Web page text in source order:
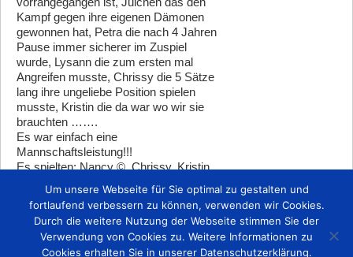
Kampf gegen ihre eigenen Dämonen
gewonnen hat, Petra die nach 4 Jahren
Pause immer sicherer im Zuspiel
wurde, Lysann die zum ersten mal
Angreifen musste, Chrissy die 5 Sätze
lang ihre ungeliebe Position spielen
musste, Kristin die da war wo wir sie
brauchten …….
Es war einfach eine
Mannschaftsleistung!!!
Es spielten: Nancy ©, Chrissy, Kristin,
Vanessa, Amelie und Roxy
Zurück
Um unsere Webseite für Sie optimal zu gestalten und
fortlaufend verbessern zu können, verwenden wir Cookies.
Durch die weitere Nutzung der Webseite stimmen Sie der
Verwendung von Cookies zu. Weitere Informationen zu
Cookies erhalten Sie in unserer Datenschutzerklärung.